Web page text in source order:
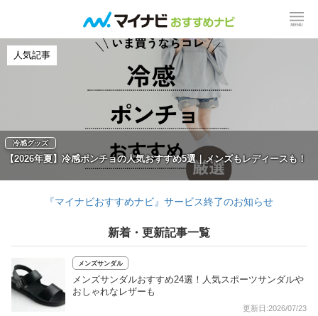
冷感グッズ
【2026年夏】冷感ポンチョの人気おすすめ5選｜メンズもレディースも！
人気記事
『マイナビおすすめナビ』サービス終了のお知らせ
新着・更新記事一覧
メンズサンダル
メンズサンダルおすすめ24選！人気スポーツサンダルや
おしゃれなレザーも
更新日:2026/07/23